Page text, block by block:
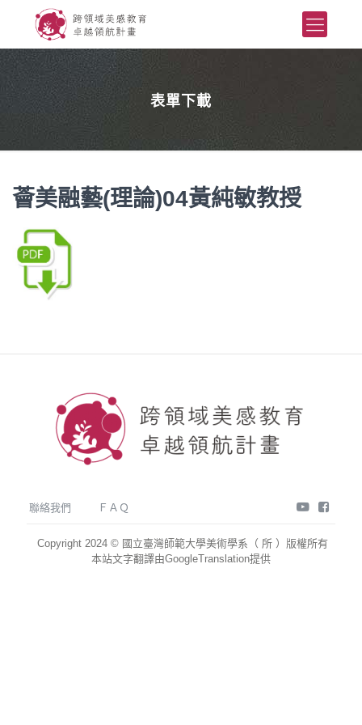
表單下載
薈美融藝(理論)04黃純敏教授
聯絡我們 ＦＡＱ youtube
Copyright 2024 © 國立臺灣師範大學美術學系（ 所 ）版權所有
本站文字翻譯由GoogleTranslation提供